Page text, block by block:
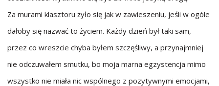
Za murami klasztoru żyło się jak w zawieszeniu, jeśli w ogóle
dałoby się nazwać to życiem. Każdy dzień był taki sam,
przez co wreszcie chyba byłem szczęśliwy, a przynajmniej
nie odczuwałem smutku, bo moja marna egzystencja mimo
wszystko nie miała nic wspólnego z pozytywnymi emocjami,